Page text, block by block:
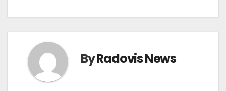
ByRadovis News